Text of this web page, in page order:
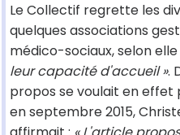
Le Collectif regrette les
quelques associations
médico-sociaux, selon elle
leur capacité d'accueil ».
propos se voulait en effet
en septembre 2015,